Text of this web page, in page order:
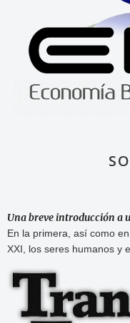
Una breve introducción a
En la primera, así como
XXI, los seres humanos y